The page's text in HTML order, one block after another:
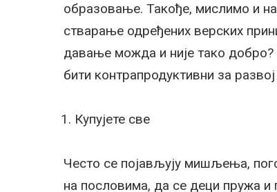
образовање. Такође, мислимо и
стварање одређених верских
давање можда и није тако добро?
бити контрапродуктивни за
Купујете све
Често се појављују мишљења,
на пословима, да се деци пружа и